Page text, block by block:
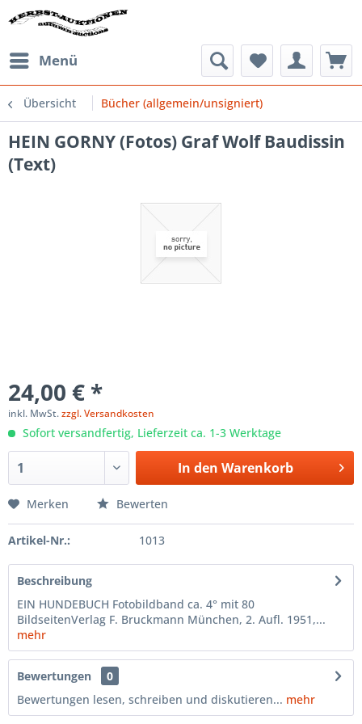
Menü
Übersicht Bücher (allgemein/unsigniert)
HEIN GORNY (Fotos) Graf Wolf Baudissin
(Text)
24,00 € *
inkl. MwSt.zzgl. Versandkosten
Sofort versandfertig, Lieferzeit ca. 1-3 Werktage
In den Warenkorb
Merken Bewerten
Artikel-Nr.: 1013
Beschreibung
EIN HUNDEBUCH Fotobildband ca. 4° mit 80
BildseitenVerlag F. Bruckmann München, 2. Aufl. 1951,...
mehr
Bewertungen
0
Bewertungen lesen, schreiben und diskutieren... mehr